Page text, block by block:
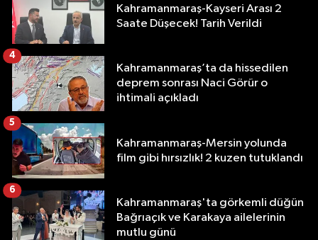
Kahramanmaraş-Kayseri Arası 2
Saate Düşecek! Tarih Verildi
Kahramanmaraş’ta da hissedilen
deprem sonrası Naci Görür o
ihtimali açıkladı
4
Kahramanmaraş-Mersin yolunda
film gibi hırsızlık! 2 kuzen tutuklandı
5
Kahramanmaraş'ta görkemli düğün
Bağrıaçık ve Karakaya ailelerinin
mutlu günü
6